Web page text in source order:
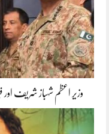
وزیر اعظم شہباز شریف